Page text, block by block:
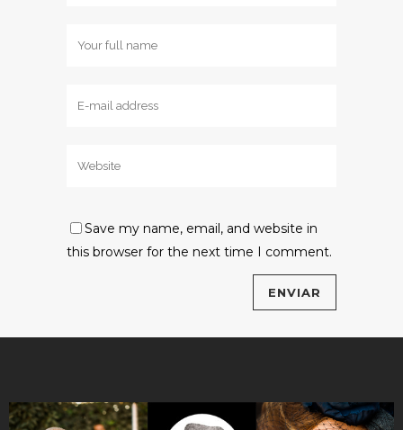
Save my name, email, and website in
this browser for the next time I comment.